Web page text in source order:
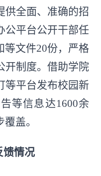
供全面、准确的招
公平台公开干部任
等文件20份，严格
开制度。借助学院
等平台发布校园新
等信息达1600余
盖。
馈情况